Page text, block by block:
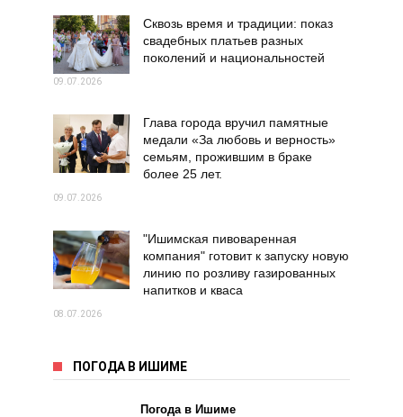
Сквозь время и традиции: показ
свадебных платьев разных
поколений и национальностей
09.07.2026
Глава города вручил памятные
медали «За любовь и верность»
семьям, прожившим в браке
более 25 лет.
09.07.2026
"Ишимская пивоваренная
компания" готовит к запуску новую
линию по розливу газированных
напитков и кваса
08.07.2026
ПОГОДА В ИШИМЕ
Погода в Ишиме